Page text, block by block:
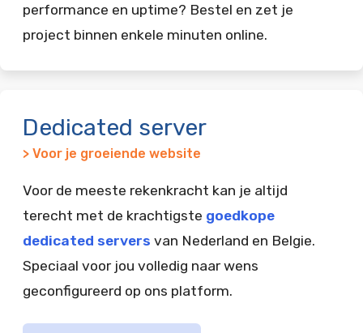
performance en uptime? Bestel en zet je
project binnen enkele minuten online.
Dedicated server
> Voor je groeiende website
Voor de meeste rekenkracht kan je altijd
terecht met de krachtigste goedkope
dedicated servers van Nederland en Belgie.
Speciaal voor jou volledig naar wens
geconfigureerd op ons platform.